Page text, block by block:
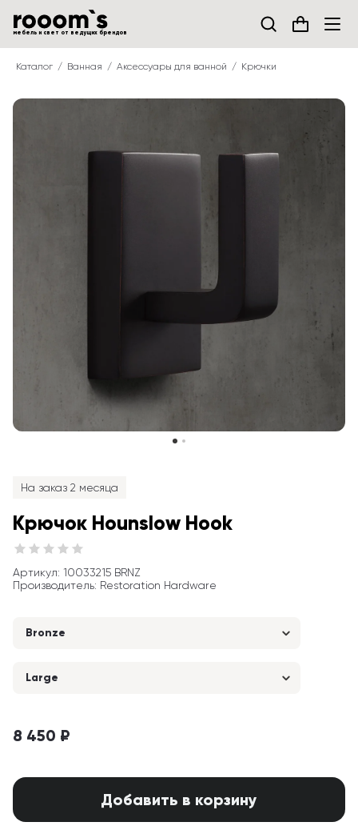
мебель и свет от ведущих брендов
Каталог Ванная Аксессуары для ванной Крючки
На заказ 2 месяца
Крючок Hounslow Hook
Артикул: 10033215 BRNZ
Производитель: Restoration Hardware
Bronze
Large
8 450 ₽
Добавить в корзину